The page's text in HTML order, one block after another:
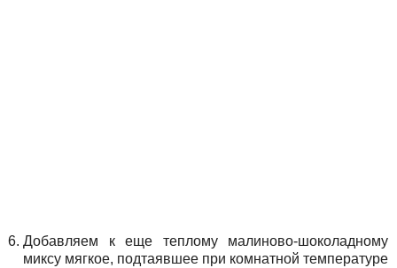
Добавляем к еще теплому малиново-шоколадному
миксу мягкое, подтаявшее при комнатной температуре